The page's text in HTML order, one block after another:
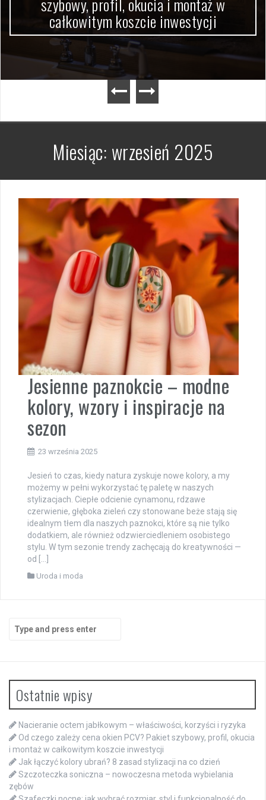
całkowitym koszcie inwestycji
Miesiąc: wrzesień 2025
Jesienne paznokcie – modne
kolory, wzory i inspiracje na
sezon
23 września 2025
Jesień to czas, kiedy natura zyskuje nowe kolory, a my
możemy w pełni wykorzystać tę paletę w naszych
stylizacjach. Ciepłe odcienie cynamonu, rdzawe
czerwienie, głęboka zieleń czy stonowane beże stają się
idealnym tłem dla naszych paznokci, które są nie tylko
dodatkiem, ale również odzwierciedleniem osobistego
stylu. W tym sezonie trendy zachęcają do kreatywności —
od […]
Uroda i moda
for:
Ostatnie wpisy
Nacieranie octem jabłkowym – właściwości, korzyści i ryzyka
Od czego zależy cena okien PCV? Pakiet szybowy, profil, okucia
i montaż w całkowitym koszcie inwestycji
Jak łączyć kolory ubrań? 8 zasad stylizacji na co dzień
Szczoteczka soniczna – nowoczesna metoda wybielania
zębów